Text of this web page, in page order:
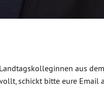
aus
schickt bitte eure Email